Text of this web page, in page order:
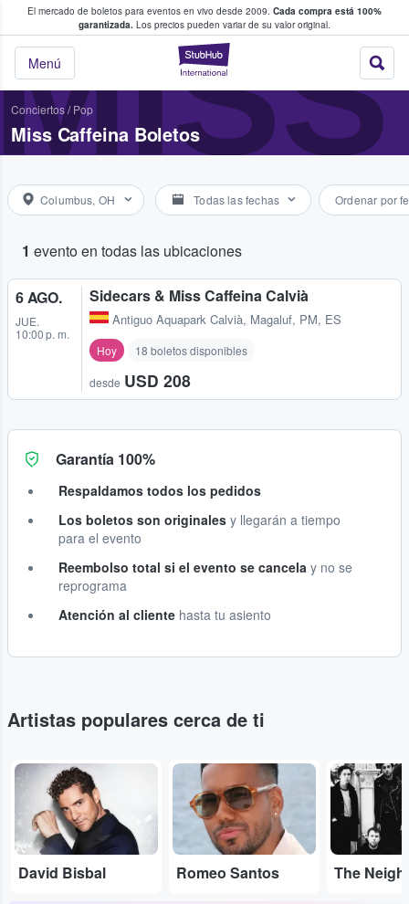
El mercado de boletos para eventos en vivo desde 2009. Cada compra está 100%
garantizada. Los precios pueden variar de su valor original.
StubHub: donde
Menú
fans compran y venden boletos
Conciertos/ Pop
Miss Caffeina Boletos
Columbus, OH Todas las fechas Ordenar por
1 evento en todas las ubicaciones
6 AGO.
JUE.
10:00 p. m.
Sidecars & Miss Caffeina Calvià
Antiguo Aquapark Calvià, Magaluf, PM, ES
Hoy 18 boletos disponibles
desde USD 208
Garantía 100%
Respaldamos todos los pedidos
Los boletos son originales y llegarán a tiempo
para el evento
Reembolso total si el evento se cancela y no se
reprograma
Atención al cliente hasta tu asiento
Artistas populares cerca de ti
...
David Bisbal
...
Romeo Santos
...